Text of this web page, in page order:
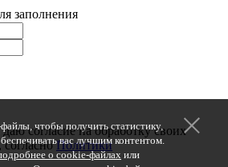
заполнения
согласие на обработку своих
согласноПолитики
чтобы получить статистику,
вас лучшим контентом.
о cookie-файлах или